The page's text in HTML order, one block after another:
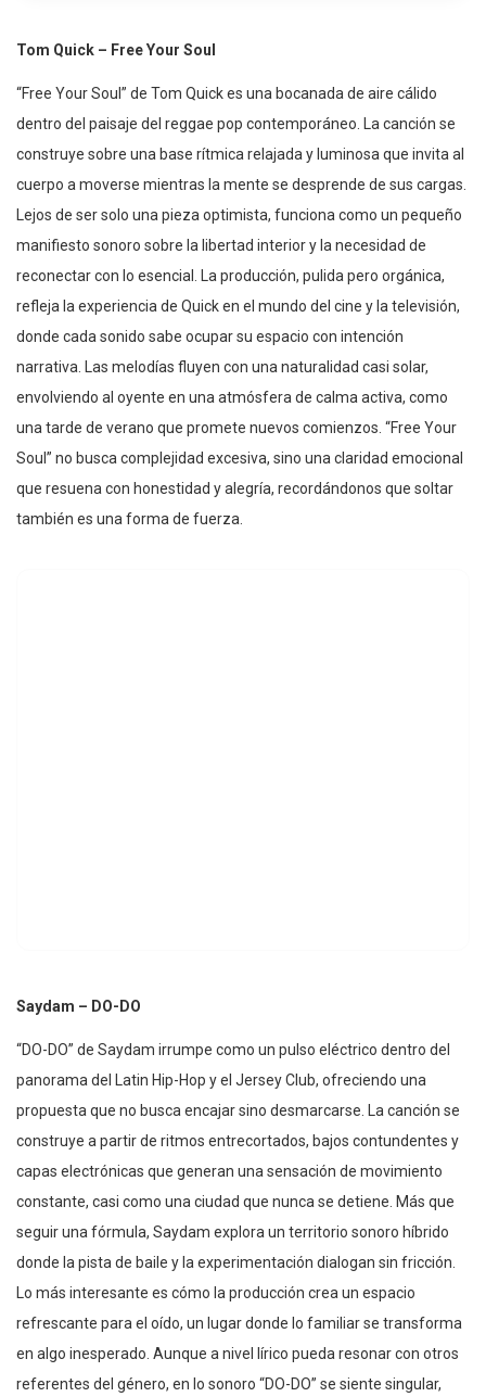
Tom Quick – Free Your Soul
“Free Your Soul” de Tom Quick es una bocanada de aire cálido
dentro del paisaje del reggae pop contemporáneo. La canción se
construye sobre una base rítmica relajada y luminosa que invita al
cuerpo a moverse mientras la mente se desprende de sus cargas.
Lejos de ser solo una pieza optimista, funciona como un pequeño
manifiesto sonoro sobre la libertad interior y la necesidad de
reconectar con lo esencial. La producción, pulida pero orgánica,
refleja la experiencia de Quick en el mundo del cine y la televisión,
donde cada sonido sabe ocupar su espacio con intención
narrativa. Las melodías fluyen con una naturalidad casi solar,
envolviendo al oyente en una atmósfera de calma activa, como
una tarde de verano que promete nuevos comienzos. “Free Your
Soul” no busca complejidad excesiva, sino una claridad emocional
que resuena con honestidad y alegría, recordándonos que soltar
también es una forma de fuerza.
Saydam – DO-DO
“DO-DO” de Saydam irrumpe como un pulso eléctrico dentro del
panorama del Latin Hip-Hop y el Jersey Club, ofreciendo una
propuesta que no busca encajar sino desmarcarse. La canción se
construye a partir de ritmos entrecortados, bajos contundentes y
capas electrónicas que generan una sensación de movimiento
constante, casi como una ciudad que nunca se detiene. Más que
seguir una fórmula, Saydam explora un territorio sonoro híbrido
donde la pista de baile y la experimentación dialogan sin fricción.
Lo más interesante es cómo la producción crea un espacio
refrescante para el oído, un lugar donde lo familiar se transforma
en algo inesperado. Aunque a nivel lírico pueda resonar con otros
referentes del género, en lo sonoro “DO-DO” se siente singular,